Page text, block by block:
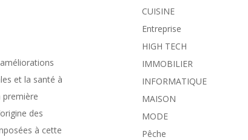
et la santé à
première
des
à cette
CUISINE
Entreprise
HIGH TECH
IMMOBILIER
INFORMATIQUE
MAISON
MODE
Pêche